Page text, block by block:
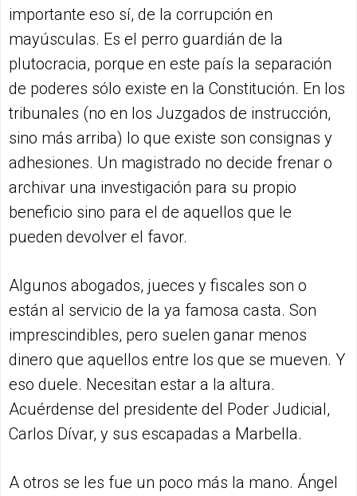
importante eso sí, de la corrupción en
mayúsculas. Es el perro guardián de la
plutocracia, porque en este país la separación
de poderes sólo existe en la Constitución. En los
tribunales (no en los Juzgados de instrucción,
sino más arriba) lo que existe son consignas y
adhesiones. Un magistrado no decide frenar o
archivar una investigación para su propio
beneficio sino para el de aquellos que le
pueden devolver el favor.
Algunos abogados, jueces y fiscales son o
están al servicio de la ya famosa casta. Son
imprescindibles, pero suelen ganar menos
dinero que aquellos entre los que se mueven. Y
eso duele. Necesitan estar a la altura.
Acuérdense del presidente del Poder Judicial,
Carlos Dívar, y sus escapadas a Marbella.
A otros se les fue un poco más la mano. Ángel